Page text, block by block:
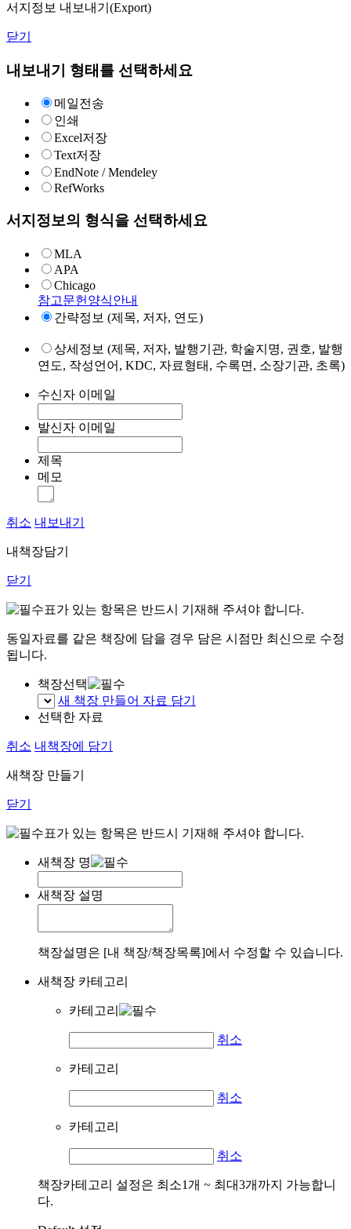
서지정보 내보내기(Export)
닫기
내보내기 형태를 선택하세요
메일전송
인쇄
Excel저장
Text저장
EndNote / Mendeley
RefWorks
서지정보의 형식을 선택하세요
MLA
APA
Chicago
참고문헌양식안내
간략정보 (제목, 저자, 연도)
상세정보 (제목, 저자, 발행기관, 학술지명, 권호, 발행
연도, 작성언어, KDC, 자료형태, 수록면, 소장기관, 초록)
수신자 이메일
발신자 이메일
제목
메모
취소 내보내기
내책장담기
닫기
표가 있는 항목은 반드시 기재해 주셔야 합니다.
동일자료를 같은 책장에 담을 경우 담은 시점만 최신으로 수정
됩니다.
책장선택
새 책장 만들어 자료 담기
선택한 자료
취소 내책장에 담기
새책장 만들기
닫기
표가 있는 항목은 반드시 기재해 주셔야 합니다.
새책장 명
새책장 설명
책장설명은 [내 책장/책장목록]에서 수정할 수 있습니다.
새책장 카테고리
카테고리
취소
카테고리
취소
카테고리
취소
책장카테고리 설정은 최소1개 ~ 최대3개까지 가능합니
다.